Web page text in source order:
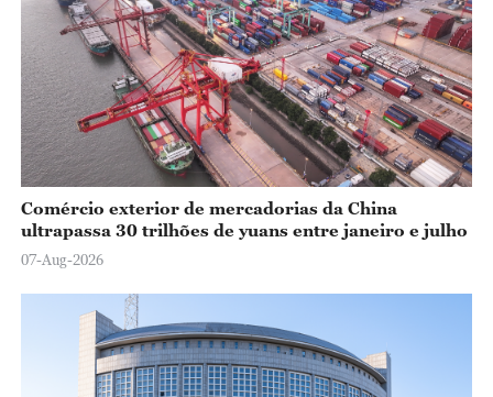
Comércio exterior de mercadorias da China
ultrapassa 30 trilhões de yuans entre janeiro e julho
07-Aug-2026